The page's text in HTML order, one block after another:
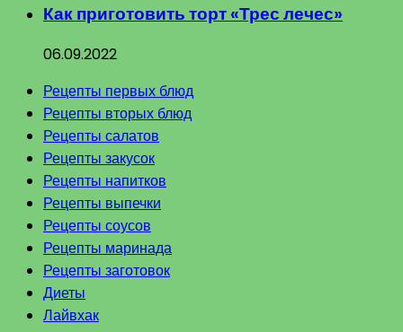
Как приготовить торт «Трес лечес»
06.09.2022
Рецепты первых блюд
Рецепты вторых блюд
Рецепты салатов
Рецепты закусок
Рецепты напитков
Рецепты выпечки
Рецепты соусов
Рецепты маринада
Рецепты заготовок
Диеты
Лайвхак